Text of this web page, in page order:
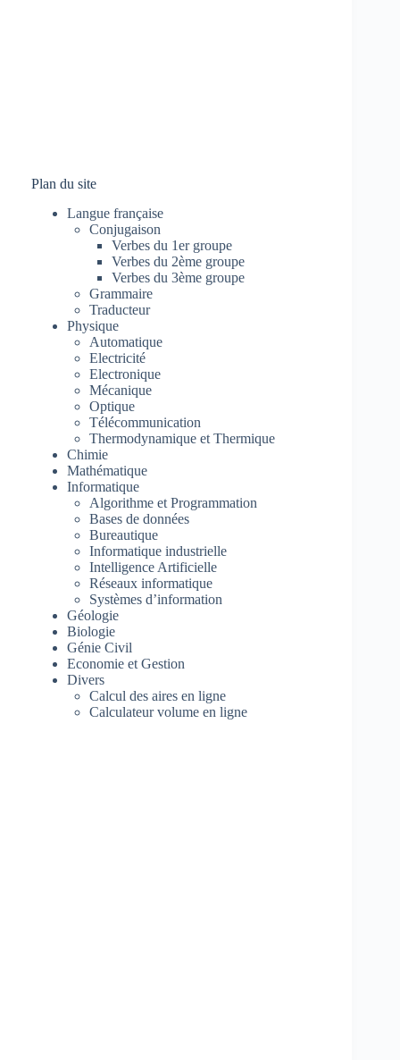
Plan du site
Langue française
Conjugaison
Verbes du 1er groupe
Verbes du 2ème groupe
Verbes du 3ème groupe
Grammaire
Traducteur
Physique
Automatique
Electricité
Electronique
Mécanique
Optique
Télécommunication
Thermodynamique et Thermique
Chimie
Mathématique
Informatique
Algorithme et Programmation
Bases de données
Bureautique
Informatique industrielle
Intelligence Artificielle
Réseaux informatique
Systèmes d’information
Géologie
Biologie
Génie Civil
Economie et Gestion
Divers
Calcul des aires en ligne
Calculateur volume en ligne